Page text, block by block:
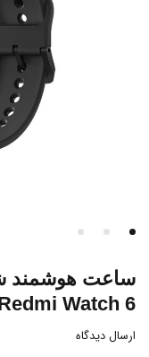
Watch 6
ارسال دیدگاه